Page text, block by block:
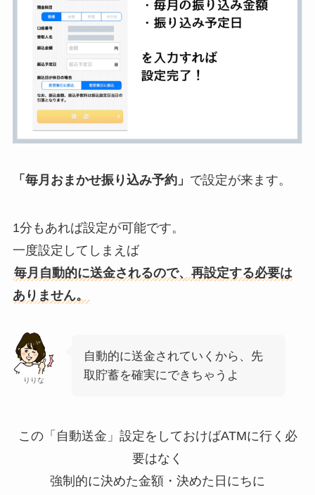
「毎月おまかせ振り込み予約」 で設定が来ます。
1分もあれば設定が可能です。
一度設定してしまえば
毎月自動的に送金されるので、再設定する必要は
ありません。
りりな
自動的に送金されていくから、先
取貯蓄を確実にできちゃうよ
この「自動送金」設定をしておけばATMに行く必
要はなく
強制的に決めた金額・決めた日にちに